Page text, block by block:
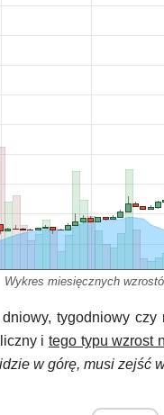
Wykres miesięcznych
tygodniowy
i tego typu wzrost
w górę, musi zejść w